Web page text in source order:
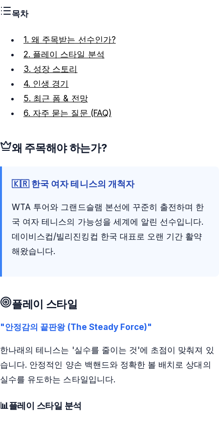
목차
1. 왜 주목받는 선수인가?
2. 플레이 스타일 분석
3. 성장 스토리
4. 인생 경기
5. 최근 폼 & 전망
6. 자주 묻는 질문 (FAQ)
왜 주목해야 하는가?
🇰🇷 한국 여자 테니스의 개척자
WTA 투어와 그랜드슬램 본선에 꾸준히 출전하며 한
국 여자 테니스의 가능성을 세계에 알린 선수입니다.
데이비스컵/빌리진킹컵 한국 대표로 오랜 기간 활약
해왔습니다.
플레이 스타일
"안정감의 끝판왕 (The Steady Force)"
한나래의 테니스는 '실수를 줄이는 것'에 초점이 맞춰져 있
습니다. 안정적인 양손 백핸드와 정확한 볼 배치로 상대의
실수를 유도하는 스타일입니다.
📊플레이 스타일 분석